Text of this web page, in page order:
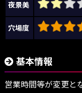
夜景美
穴場度
基本情報
営業時間等が変更と